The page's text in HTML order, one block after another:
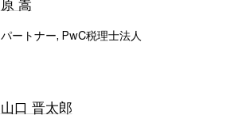
原 嵩
パートナー, PwC税理士法人
山口 晋太郎